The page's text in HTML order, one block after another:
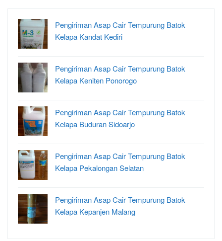
Pengiriman Asap Cair Tempurung Batok
Kelapa Kandat Kediri
Pengiriman Asap Cair Tempurung Batok
Kelapa Keniten Ponorogo
Pengiriman Asap Cair Tempurung Batok
Kelapa Buduran Sidoarjo
Pengiriman Asap Cair Tempurung Batok
Kelapa Pekalongan Selatan
Pengiriman Asap Cair Tempurung Batok
Kelapa Kepanjen Malang